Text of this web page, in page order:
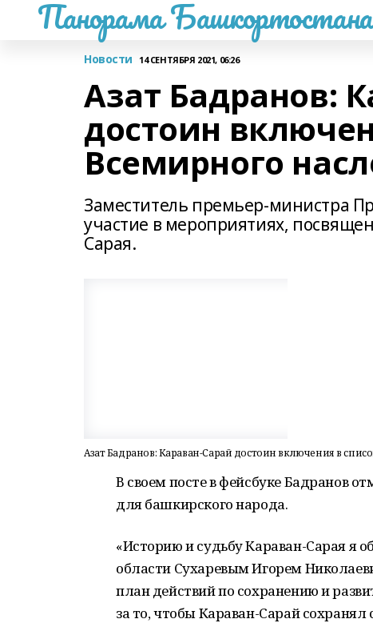
Панорама Башкортостана
Новости 14 СЕНТЯБРЯ 2021, 06:26
Азат Бадранов:
достоин
Всемирного
Заместитель премьер-министра
участие в мероприятиях,
Сарая.
Азат Бадранов: Караван-Сарай достоин включения в
В своем посте в фейсбуке Бадранов
для башкирского народа.
«Историю и судьбу Караван-Сарая я
области Сухаревым Игорем
план действий по сохранению и
за то, чтобы Караван-Сарай сохранял